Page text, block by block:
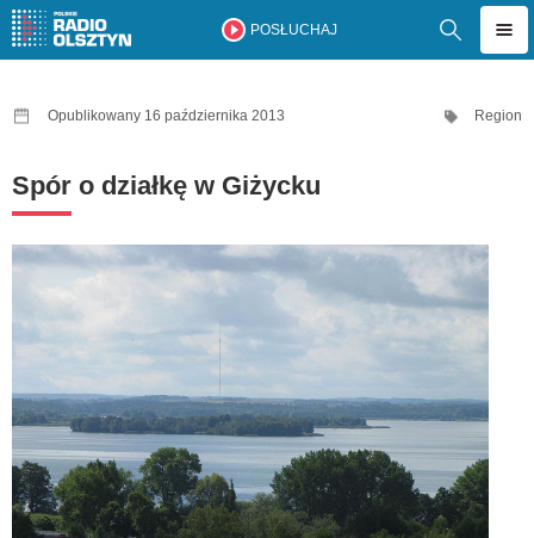
POSŁUCHAJ
Opublikowany 16 października 2013 Region
Spór o działkę w Giżycku